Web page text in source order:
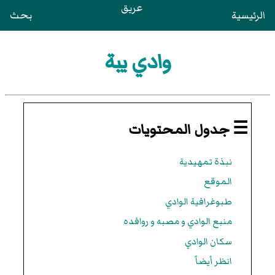
الرئيسية عريق بحث
وادي يبة
☰ جدول المحتويات
نبذة تمهيدية
الموقع
طبوغرافية الوادي
منبع الوادي و مصبه و روافده
سكان الوادي
انظر أيضاً